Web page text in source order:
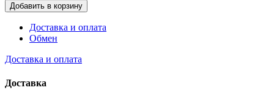
Добавить в корзину
Доставка и оплата
Обмен
Доставка и оплата
Доставка